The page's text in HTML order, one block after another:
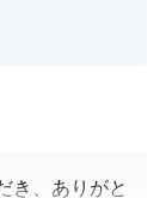
き、ありがと